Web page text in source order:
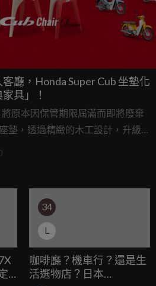
廳，Honda Super Cub 坐墊化
具」！
原本因保管期限屆滿而即將廢棄
墊，透過精緻的木工設計，升級
Chair Classic」。這項專案不僅
化的延伸與升華。
34
L
咖啡廳？機車行？還是生
活選物店？日本